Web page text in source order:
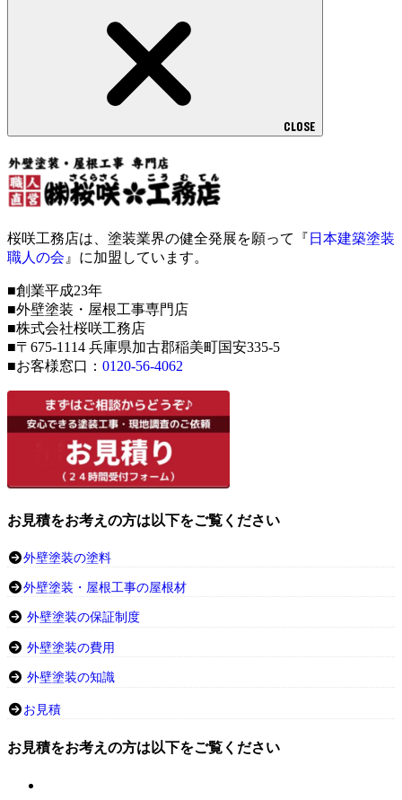
CLOSE
桜咲工務店は、塗装業界の健全発展を願って『 日本建築塗装
職人の会 』に加盟しています。
■創業平成23年
■外壁塗装・屋根工事専門店
■株式会社桜咲工務店
■〒675-1114 兵庫県加古郡稲美町国安335-5
■お客様窓口： 0120-56-4062
お見積をお考えの方は以下をご覧ください
外壁塗装の塗料
外壁塗装・屋根工事の屋根材
外壁塗装の保証制度
外壁塗装の費用
外壁塗装の知識
お見積
お見積をお考えの方は以下をご覧ください